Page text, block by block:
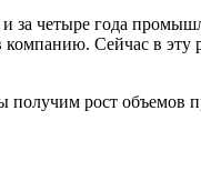
за четыре года
компанию. Сейчас в
рост объемов